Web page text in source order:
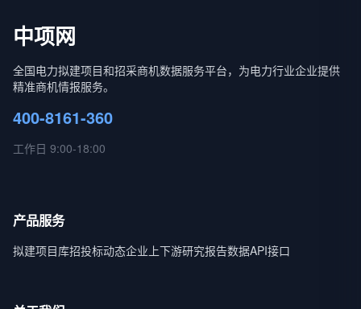
中项网
全国电力拟建项目和招采商机数据服务平台，为电力行业企业提供
精准商机情报服务。
400-8161-360
工作日 9:00-18:00
产品服务
拟建项目库招投标动态企业上下游研究报告数据API接口